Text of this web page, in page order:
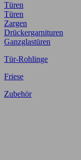
Türen
Türen
Zargen
Drückergarnituren
Ganzglastüren
Tür-Rohlinge
Friese
Zubehör